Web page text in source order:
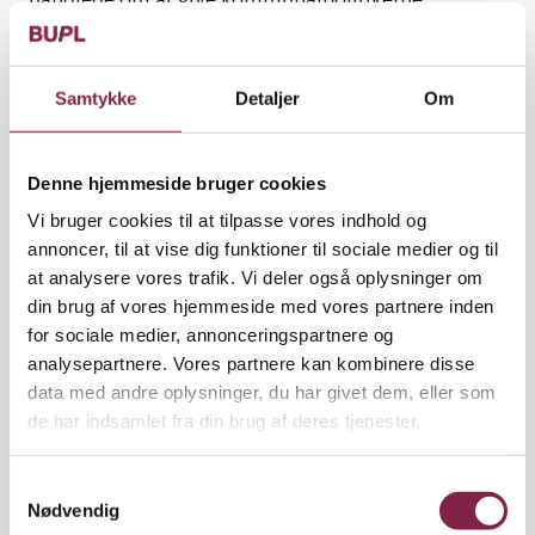
Samtykke Detaljer Om
Denne hjemmeside bruger cookies
Vi bruger cookies til at tilpasse vores indhold og
annoncer, til at vise dig funktioner til sociale medier og til
at analysere vores trafik. Vi deler også oplysninger om
din brug af vores hjemmeside med vores partnere inden
for sociale medier, annonceringspartnere og
analysepartnere. Vores partnere kan kombinere disse
data med andre oplysninger, du har givet dem, eller som
de har indsamlet fra din brug af deres tjenester.
Nødvendig
indflydelse på de krav, KL stiller til
Hvor det tidligere var et administrativt mandat, der
blev stemplet i KL's bestyrelse, har
drøfte og diskutere emner som lønudvikling,
kompetenceudvikling og arbejdstidsregler. Altså er
armslængden blevet lidt kortere.
Et andet eksempel er de velkendte
regeringsindgreb, hver gang der har været en
konflikt i den offentlige sektor. Lockouten af
lærerne i 2013 er nok det bedste eksempel, fordi det
netop beviste den tydelige sammenhæng mellem
ønsket om at forandre lærernes arbejdstid, så den
Igen: Vi kan godt lege, at det er en politisk